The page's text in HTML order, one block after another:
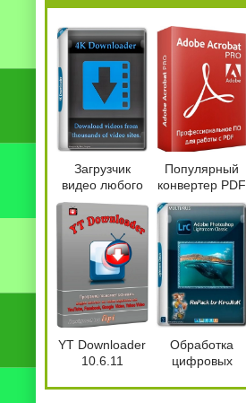
Загрузчик
видео любого
разрешения 4K
Downloader
6.5.8
Популярный
конвертер PDF
Adobe Acrobat
Pro
2026.001.21779
by 7997
YT Downloader
10.6.11
Обработка
цифровых
Adobe